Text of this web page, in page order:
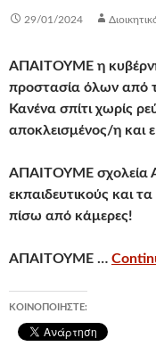
29/01/2024
ΑΠΑΙΤΟΥΜΕ η
προστασία όλων από
Κανένα σπίτι χωρίς
αποκλεισμένος/η και
ΑΠΑΙΤΟΥΜΕ σχολεία
εκπαιδευτικούς και
πίσω από κάμερες!
ΑΠΑΙΤΟΥΜΕ …
ΚΟΙΝΟΠΟΙΉΣΤΕ: